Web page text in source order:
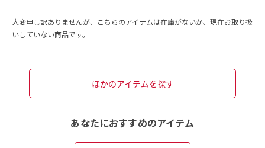
大変申し訳ありませんが、こちらのアイテムは在庫がないか、現在お取り扱
いしていない商品です。
ほかのアイテムを探す
あなたにおすすめのアイテム